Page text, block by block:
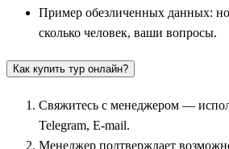
Экскурсионная программа включает
шедевров древнего зодчества.
религиозное сооружение в истории
посещает укрепленный город Ангкор-
храмом Байон, на башнях которого
Пример обезличенных данных:
сколько человек, ваши вопросы.
Как купить тур онлайн?
Свяжитесь с менеджером —
Telegram, E-mail.
Менеджер подтверждает